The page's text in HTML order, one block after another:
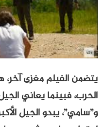
يتضمن الفيلم مغزى آخر،
الحرب، فبينما يعاني
و”سامي”، يبدو الجيل